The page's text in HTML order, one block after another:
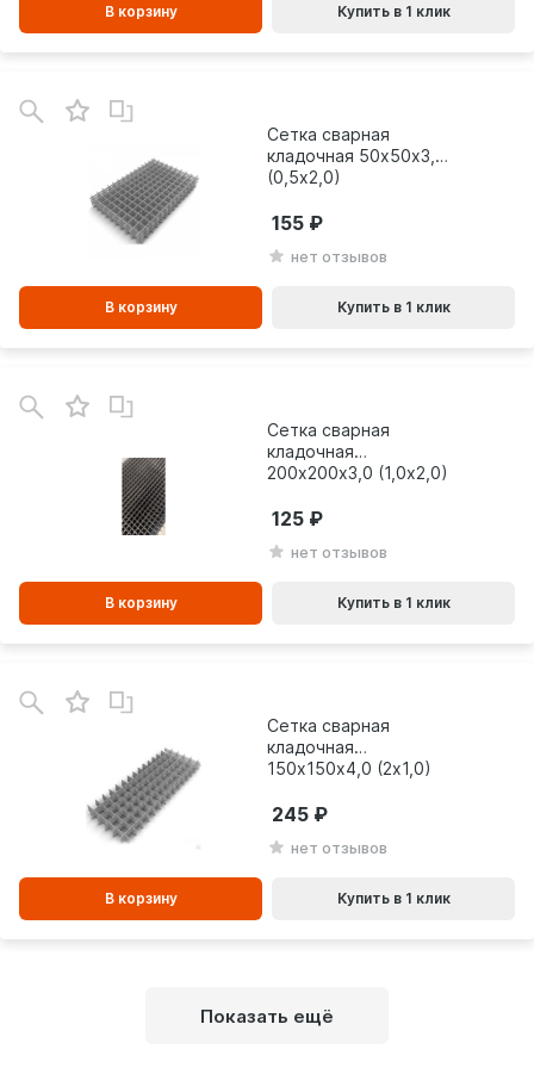
В корзину Купить в 1 клик
Сетка сварная
кладочная 50х50х3,0
(0,5х2,0)
нет отзывов
155
В корзину Купить в 1 клик
Сетка сварная
кладочная
200х200х3,0 (1,0х2,0)
нет отзывов
125
В корзину Купить в 1 клик
Сетка сварная
кладочная
150х150х4,0 (2х1,0)
нет отзывов
245
В корзину Купить в 1 клик
Показать ещё